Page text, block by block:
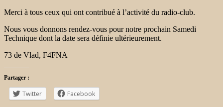
Merci à tous ceux qui ont contribué à l’activité du radio-club.
Nous vous donnons rendez-vous pour notre prochain Samedi
Technique dont la date sera définie ultérieurement.
73 de Vlad, F4FNA
Partager :
Twitter Facebook